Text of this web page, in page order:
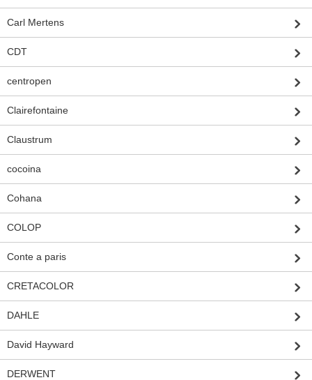
Carl Mertens
CDT
centropen
Clairefontaine
Claustrum
cocoina
Cohana
COLOP
Conte a paris
CRETACOLOR
DAHLE
David Hayward
DERWENT